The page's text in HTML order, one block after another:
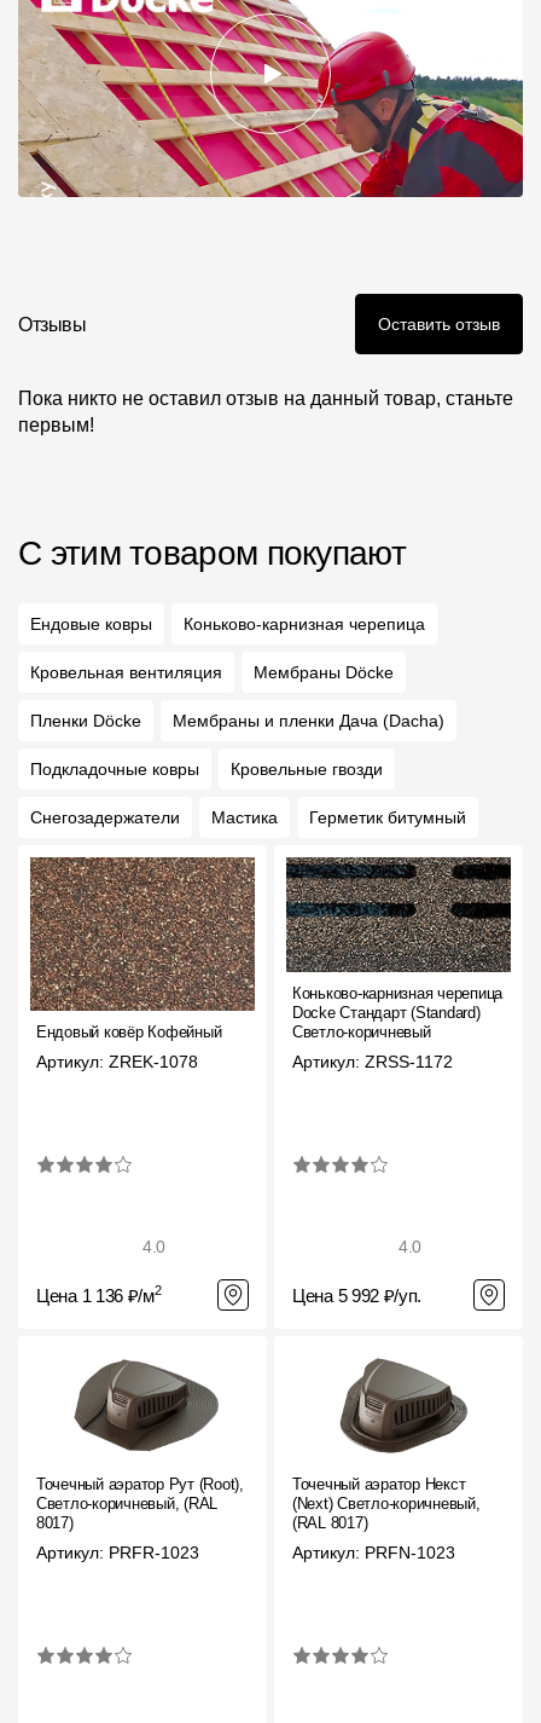
Отзывы Оставить отзыв
Пока никто не оставил отзыв на данный товар, станьте
первым!
С этим товаром покупают
Ендовые ковры Коньково-карнизная черепица
Кровельная вентиляция Мембраны Döcke
Пленки Döcke Мембраны и пленки Дача (Dacha)
Подкладочные ковры Кровельные гвозди
Снегозадержатели Мастика Герметик битумный
Ендовый ковёр Кофейный
Артикул: ZREK-1078
4.0
Цена 1 136 ₽/м2
Коньково-карнизная черепица
Docke Стандарт (Standard)
Светло-коричневый
Артикул: ZRSS-1172
4.0
Цена 5 992 ₽/уп.
Точечный аэратор Рут (Root),
Светло-коричневый, (RAL
8017)
Артикул: PRFR-1023
Точечный аэратор Некст
(Next) Светло-коричневый,
(RAL 8017)
Артикул: PRFN-1023